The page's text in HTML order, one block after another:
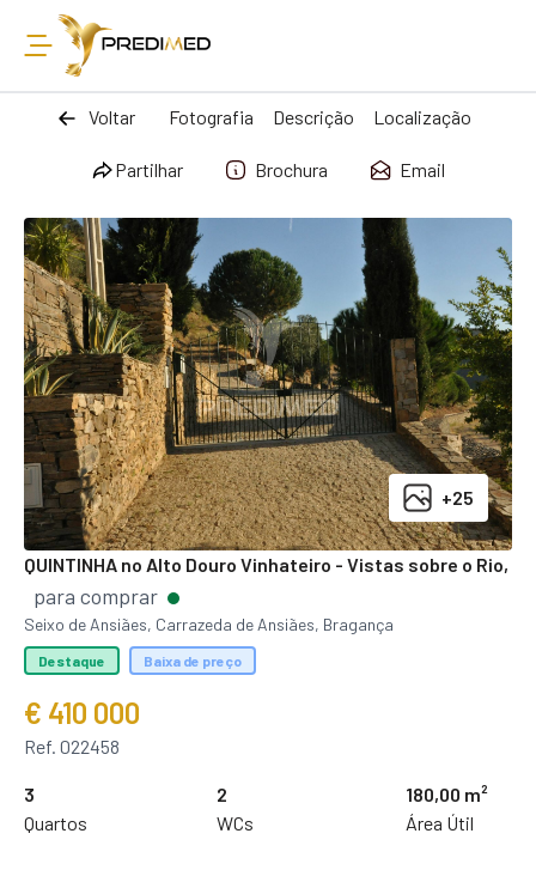
Voltar Fotografia Descrição Localização
Partilhar Brochura Email
+25
QUINTINHA no Alto Douro Vinhateiro - Vistas sobre o Rio,
para comprar
Seixo de Ansiães, Carrazeda de Ansiães, Bragança
Destaque Baixa de preço
€ 410 000
Ref. 022458
3
Quartos
2
WCs
180,00 m²
Área Útil